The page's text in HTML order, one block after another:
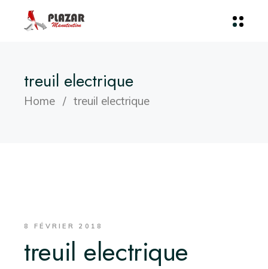
treuil electrique
Home treuil electrique
8 FÉVRIER 2018
treuil electrique